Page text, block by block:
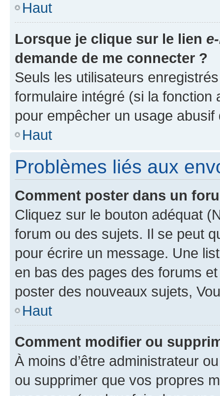
Haut
Lorsque je clique sur le lien
demande de me connecter ?
Seuls les utilisateurs
formulaire intégré (si la fonction
pour empêcher un usage
Haut
Problèmes liés aux
Comment poster dans un
Cliquez sur le bouton adéquat
forum ou des sujets. Il se peut
pour écrire un message. Une
en bas des pages des forums
poster des nouveaux sujets,
Haut
Comment modifier ou
À moins d’être administrateur
ou supprimer que vos propres